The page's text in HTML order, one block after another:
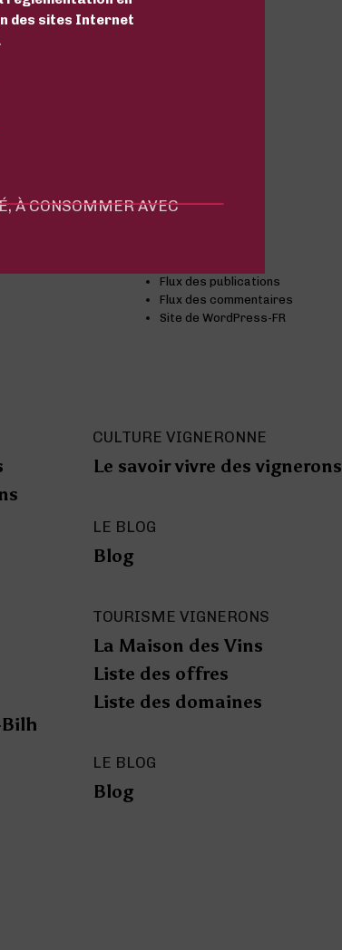
Non classifié(e)
Flux des publications
Flux des commentaires
Site de WordPress-FR
CULTURE VIGNERONNE
Le savoir vivre des vignerons
LE BLOG
Blog
TOURISME VIGNERONS
La Maison des Vins
Liste des offres
Liste des domaines
LE BLOG
Blog
des sites Internet
À CONSOMMER AVEC